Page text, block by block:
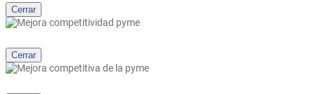
Cerrar
Cerrar